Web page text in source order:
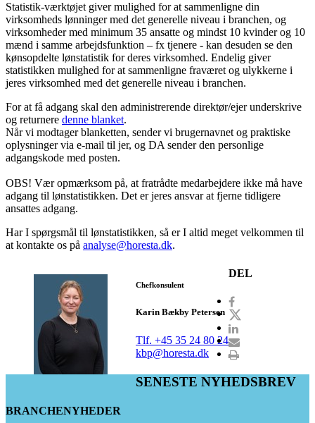
Statistik-værktøjet giver mulighed for at sammenligne din
virksomheds lønninger med det generelle niveau i branchen, og
virksomheder med minimum 35 ansatte og mindst 10 kvinder og 10
mænd i samme arbejdsfunktion – fx tjenere - kan desuden se den
kønsopdelte lønstatistik for deres virksomhed. Endelig giver
statistikken mulighed for at sammenligne fraværet og ulykkerne i
jeres virksomhed med det generelle niveau i branchen.
For at få adgang skal den administrerende direktør/ejer underskrive
og returnere denne blanket.
Når vi modtager blanketten, sender vi brugernavnet og praktiske
oplysninger via e-mail til jer, og DA sender den personlige
adgangskode med posten.
OBS! Vær opmærksom på, at fratrådte medarbejdere ikke må have
adgang til lønstatistikken. Det er jeres ansvar at fjerne tidligere
ansattes adgang.
Har I spørgsmål til lønstatistikken, så er I altid meget velkommen til
at kontakte os på analyse@horesta.dk.
Chefkonsulent
Karin Bækby Petersen
Tlf. +45 35 24 80 24
kbp@horesta.dk
DEL
SENESTE NYHEDSBREV
BRANCHENYHEDER